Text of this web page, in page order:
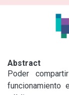
Abstract
Poder
funcionamiento